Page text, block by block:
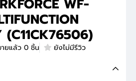
WF-
(C11CK76506)
ยแล้ว 0 ชิ้น
ยังไม่มีรีวิว